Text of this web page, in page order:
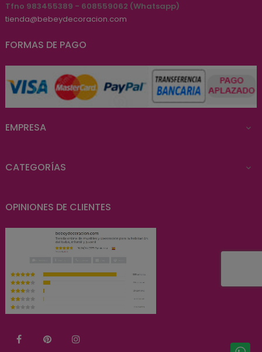
Tfno 983455389 - 608559062 (Whatsapp)
tienda@bebeydecoracion.com
FORMAS DE PAGO
EMPRESA 
CATEGORÍAS 
OPINIONES DE CLIENTES
FacebookPinterest